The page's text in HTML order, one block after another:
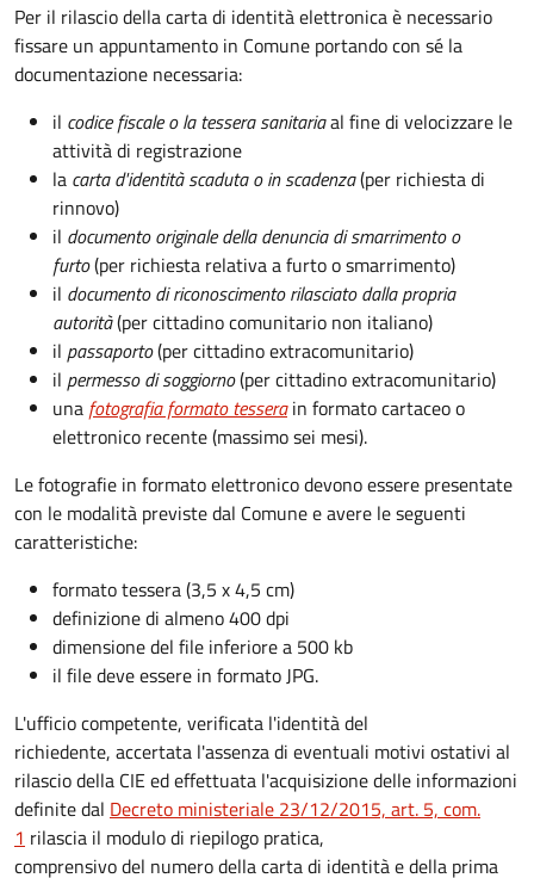
Per il rilascio della carta di identità elettronica è necessario
fissare un appuntamento in Comune portando con sé la
documentazione necessaria:
il codice fiscale o la tessera sanitariaal fine di velocizzare le
attività di registrazione
la carta d'identità scaduta o in scadenza(per richiesta di
rinnovo)
il documento originale della denuncia di smarrimento o
furto(per richiesta relativa a furto o smarrimento)
il documento di riconoscimento rilasciato dalla propria
autorità(per cittadino comunitario non italiano)
il passaporto(per cittadino extracomunitario)
il permesso di soggiorno(per cittadino extracomunitario)
una fotografia formato tessera in formato cartaceo o
elettronico recente (massimo sei mesi).
Le fotografie in formato elettronico devono essere presentate
con le modalità previste dal Comune e avere le seguenti
caratteristiche:
formato tessera (3,5 x 4,5 cm)
definizione di almeno 400 dpi
dimensione del file inferiore a 500 kb
il file deve essere in formato JPG.
L'ufficio competente, verificata l'identità del
richiedente, accertata l'assenza di eventuali motivi ostativi al
rilascio della CIE ed effettuata l'acquisizione delle informazioni
definite dal Decreto ministeriale 23/12/2015, art. 5, com.
1 rilascia il modulo di riepilogo pratica,
comprensivo del numero della carta di identità e della prima